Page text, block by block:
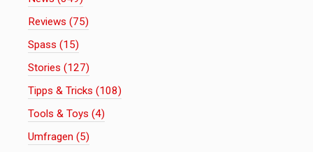
Reviews (75)
Spass (15)
Stories (127)
Tipps & Tricks (108)
Tools & Toys (4)
Umfragen (5)